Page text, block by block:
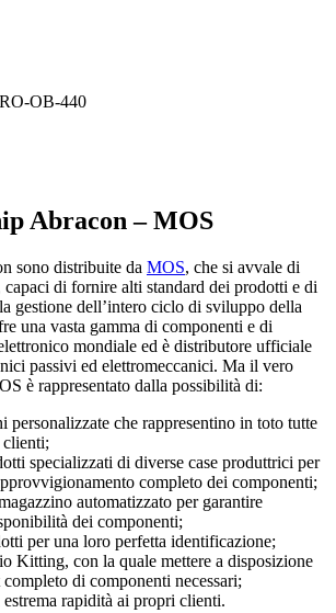
OB-440
Abracon – MOS
sono distribuite da MOS, che si avvale di
di fornire alti standard dei prodotti e di
gestione dell’intero ciclo di sviluppo della
una vasta gamma di componenti e di
mondiale ed è distributore ufficiale
passivi ed elettromeccanici. Ma il vero
è rappresentato dalla possibilità di:
personalizzate che rappresentino in toto tutte
clienti;
specializzati di diverse case produttrici per
completo dei componenti;
automatizzato per garantire
dei componenti;
per una loro perfetta identificazione;
Kitting, con la quale mettere a disposizione
di componenti necessari;
rapidità ai propri clienti.